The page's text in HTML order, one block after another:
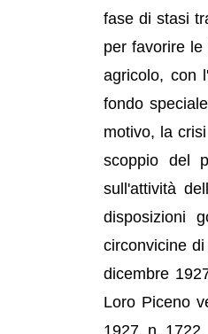
fase di stasi
per favorire
agricolo, con
fondo
motivo, la
scoppio del
sull'attività
disposizioni
circonvicine
dicembre
Loro Piceno
1927, n. 1722.